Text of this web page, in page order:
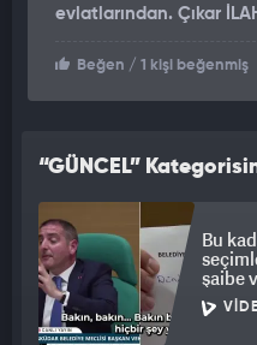
evlatlarından. Çıkar
Beğen / 1 kişi beğenmiş
“GÜNCEL”
Bu
şaibe